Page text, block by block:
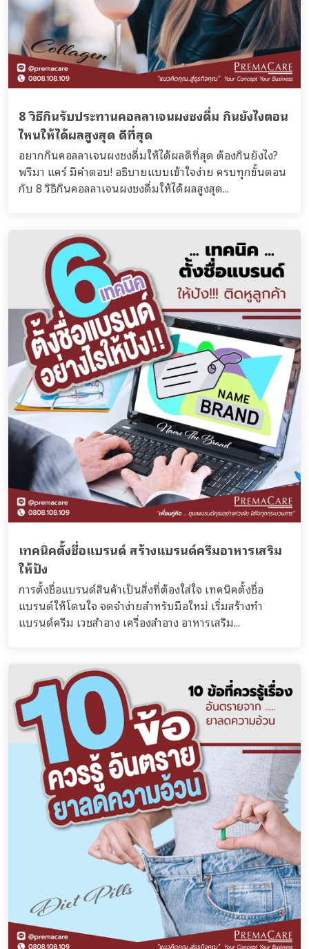
8 วิธีกินรับประทานคอลลาเจนผงชงดื่ม กินยังไงตอน
ไหนให้ได้ผลสูงสุด ดีที่สุด
อยากกินคอลลาเจนผงชงดื่มให้ได้ผลดีที่สุด ต้องกินยังไง?
พรีมา แคร์ มีคำตอบ! อธิบายแบบเข้าใจง่าย ครบทุกขั้นตอน
กับ 8 วิธีกินคอลลาเจนผงชงดื่มให้ได้ผลสูงสุด...
เทคนิคตั้งชื่อแบรนด์ สร้างแบรนด์ครีมอาหารเสริม
ให้ปัง
การตั้งชื่อแบรนด์สินค้าเป็นสิ่งที่ต้องใส่ใจ เทคนิคตั้งชื่อ
แบรนด์ให้โดนใจ จดจำง่ายสำหรับมือใหม่ เริ่มสร้างทำ
แบรนด์ครีม เวชสำอาง เครื่องสำอาง อาหารเสริม...